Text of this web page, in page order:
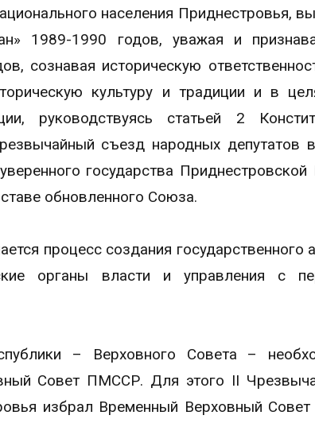
населения Приднестровья,
1989-1990 годов, уважая и
сознавая историческую
культуру и традиции и в
руководствуясь статьей 2
съезд народных депутатов
государства
обновленного Союза.
процесс создания государственного
органы власти и управления с
– Верховного Совета –
Совет ПМССР. Для этого II
избрал Временный Верховный